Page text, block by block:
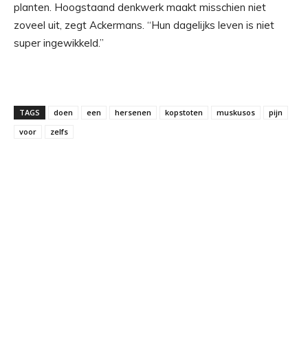
planten. Hoogstaand denkwerk maakt misschien niet
zoveel uit, zegt Ackermans. “Hun dagelijks leven is niet
super ingewikkeld.”
TAGS doen een hersenen kopstoten muskusos
pijn
voor
zelfs